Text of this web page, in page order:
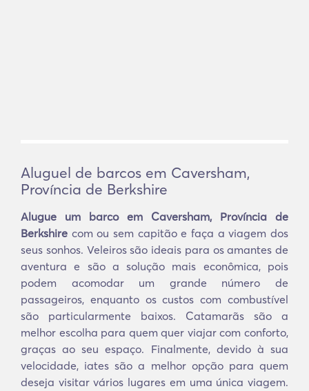
Aluguel de barcos em Caversham,
Província de Berkshire
Alugue um barco em Caversham, Província de
Berkshire com ou sem capitão e faça a viagem dos
seus sonhos. Veleiros são ideais para os amantes de
aventura e são a solução mais econômica, pois
podem acomodar um grande número de
passageiros, enquanto os custos com combustível
são particularmente baixos. Catamarãs são a
melhor escolha para quem quer viajar com conforto,
graças ao seu espaço. Finalmente, devido à sua
velocidade, iates são a melhor opção para quem
deseja visitar vários lugares em uma única viagem.